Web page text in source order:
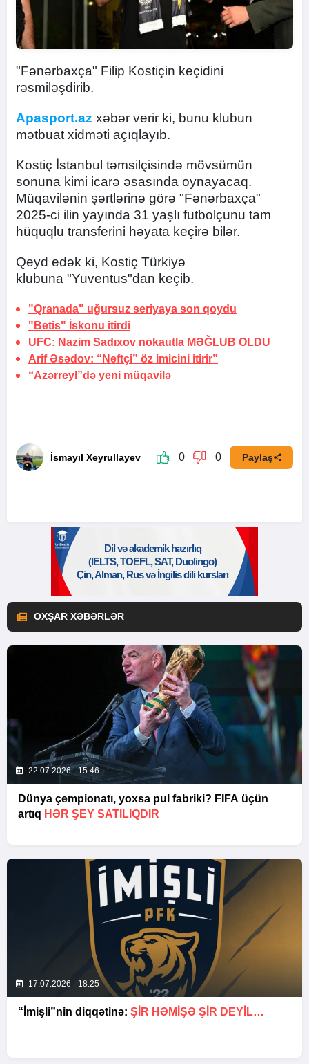
"Fənərbaxça" Filip Kostiçin keçidini
rəsmiləşdirib.
Apasport.az xəbər verir ki, bunu klubun
mətbuat xidməti açıqlayıb.
Kostiç İstanbul təmsilçisində mövsümün
sonuna kimi icarə əsasında oynayacaq.
Müqavilənin şərtlərinə görə "Fənərbaxça"
2025-ci ilin yayında 31 yaşlı futbolçunu tam
hüquqlu transferini həyata keçirə bilər.
Qeyd edək ki, Kostiç Türkiyə
klubuna "Yuventus"dan keçib.
"Qranada" uğursuz seriyaya son qoydu
"Betis" İskonu itirdi
UFC: Nazim Sadıxov nokautla MƏĞLUB OLDU
Arif Əsədov: “Neftçi” öz imicini itirir”
“Azərreyl”də yeni müqavilə
İsmayıl Xeyrullayev 0 0 Paylaş
OXŞAR XƏBƏRLƏR
22.07.2026 - 15:46
Dünya çempionatı, yoxsa pul fabriki? FIFA üçün
artıq HƏR ŞEY SATILIQDIR
17.07.2026 - 18:25
“İmişli”nin diqqətinə: ŞIR HƏMIŞƏ ŞIR DEYIL…